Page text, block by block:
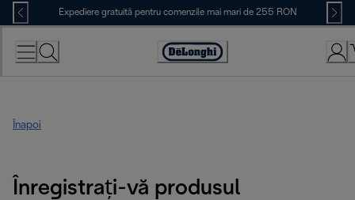
Skip
to
Content
Expediere gratuită pentru comenzile mai mari de 255 RON
Accessibility
Înapoi
Înregistrați-vă produsul